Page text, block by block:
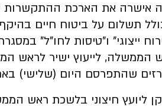
אישרה את הארכת ההתקשרות
ייצוגי" ו"טיסות לחו"ל"
הממשלה, לייעוץ ישיר לראש
שהתפרסם היום (שלישי)
ליועץ חיצוני בלשכת ראש